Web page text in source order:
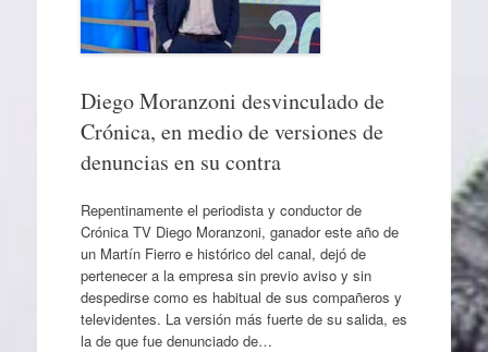
Diego Moranzoni desvinculado de
Crónica, en medio de versiones de
denuncias en su contra
Repentinamente el periodista y conductor de
Crónica TV Diego Moranzoni, ganador este año de
un Martín Fierro e histórico del canal, dejó de
pertenecer a la empresa sin previo aviso y sin
despedirse como es habitual de sus compañeros y
televidentes. La versión más fuerte de su salida, es
la de que fue denunciado de…